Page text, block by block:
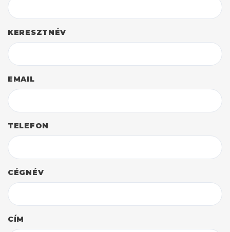
KERESZTNÉV
EMAIL
TELEFON
CÉGNÉV
CÍM